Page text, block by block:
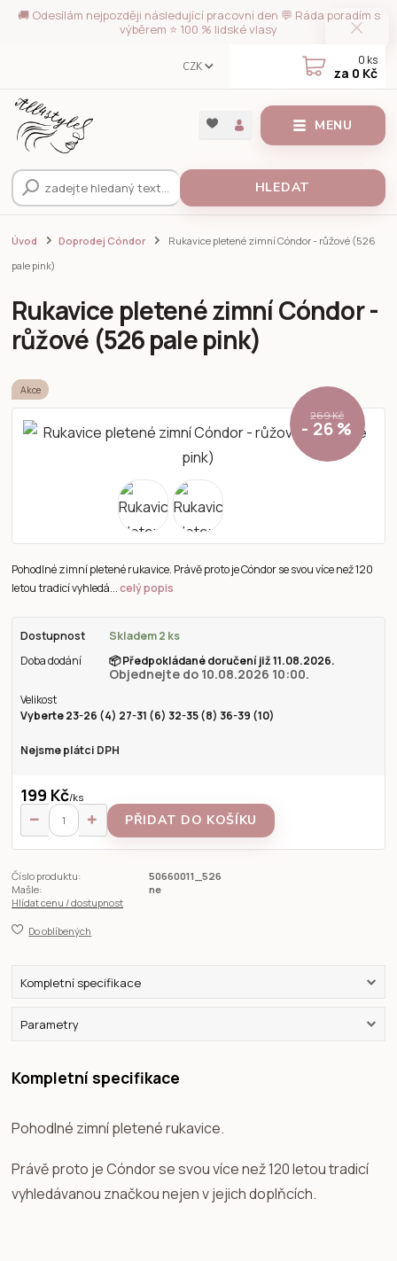
🚚 Odesílám nejpozději následující pracovní den 💬 Ráda poradím s
výběrem ⭐ 100 % lidské vlasy
MENU
CZK
HLEDAT
0 ks
za 0 Kč
Úvod Doprodej Cóndor
Rukavice pletené zimní Cóndor - růžové (526
pale pink)
Rukavice pletené zimní Cóndor -
růžové (526 pale pink)
Akce
269 Kč
- 26 %
Pohodlné zimní pletené rukavice. Právě proto je Cóndor se svou více než 120
letou tradicí vyhledá...celý popis
Dostupnost
Skladem 2 ks
Doba dodání
📦Předpokládané doručení již 11.08.2026.
Objednejte do 10.08.2026 10:00.
Velikost
Vyberte 23-26 (4) 27-31 (6) 32-35 (8) 36-39 (10)
Nejsme plátci DPH
199 Kč/ks
PŘIDAT DO KOŠÍKU
Číslo produktu:
50660011_526
Mašle:
ne
Hlídat cenu / dostupnost
Do oblíbených
Kompletní specifikace
Parametry
Kompletní specifikace
Pohodlné zimní pletené rukavice.
Právě proto je Cóndor se svou více než 120 letou tradicí
vyhledávanou značkou nejen v jejich doplňcích.